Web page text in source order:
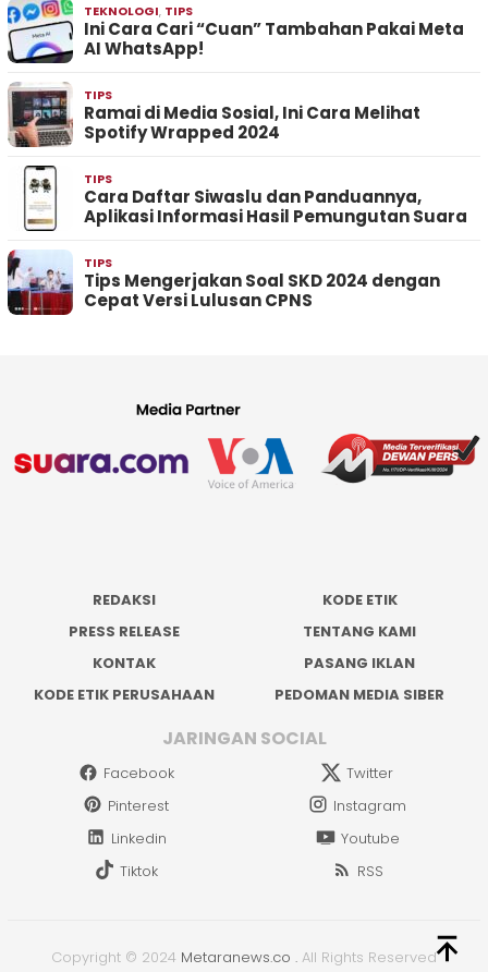
TEKNOLOGI, TIPS
Ini Cara Cari “Cuan” Tambahan Pakai Meta
AI WhatsApp!
TIPS
Ramai di Media Sosial, Ini Cara Melihat
Spotify Wrapped 2024
TIPS
Cara Daftar Siwaslu dan Panduannya,
Aplikasi Informasi Hasil Pemungutan Suara
TIPS
Tips Mengerjakan Soal SKD 2024 dengan
Cepat Versi Lulusan CPNS
REDAKSI
KODE ETIK
PRESS RELEASE
TENTANG KAMI
KONTAK
PASANG IKLAN
KODE ETIK PERUSAHAAN
PEDOMAN MEDIA SIBER
JARINGAN SOCIAL
Facebook
Twitter
Pinterest
Instagram
Linkedin
Youtube
Tiktok
RSS
Copyright © 2024 Metaranews.co . All Rights Reserved